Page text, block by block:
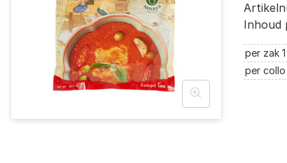
Inhoud
per zak
per collo